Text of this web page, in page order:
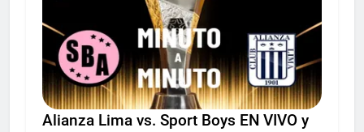
Alianza Lima vs. Sport Boys EN VIVO y